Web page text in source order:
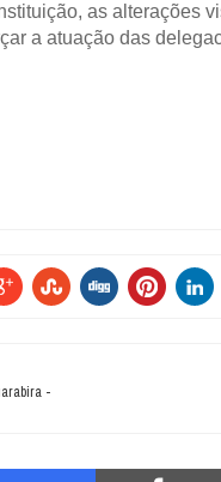
as alterações
a atuação das
-